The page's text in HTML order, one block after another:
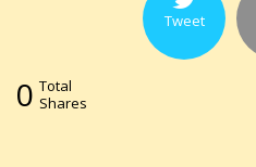
Tweet
0 Total
Shares